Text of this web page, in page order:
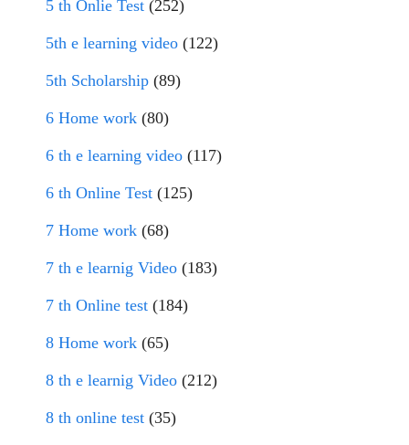
5 th Onlie Test (252)
5th e learning video (122)
5th Scholarship (89)
6 Home work (80)
6 th e learning video (117)
6 th Online Test (125)
7 Home work (68)
7 th e learnig Video (183)
7 th Online test (184)
8 Home work (65)
8 th e learnig Video (212)
8 th online test (35)